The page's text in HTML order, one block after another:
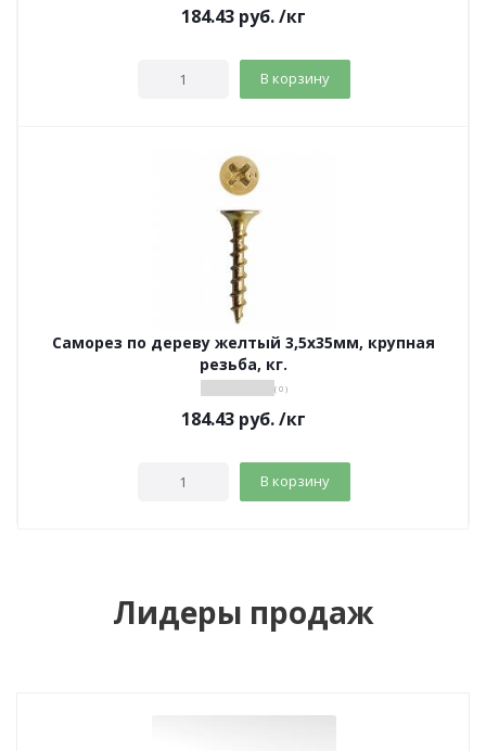
184.43 руб./кг
В корзину
Саморез по дереву желтый 3,5х35мм, крупная
резьба, кг.
( 0 )
184.43 руб./кг
В корзину
Лидеры продаж